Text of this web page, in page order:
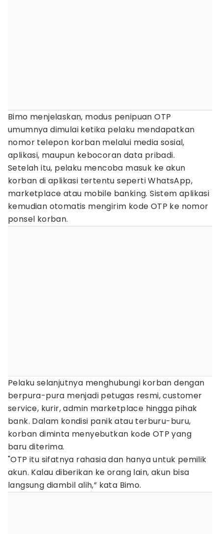
Bimo menjelaskan, modus penipuan OTP
umumnya dimulai ketika pelaku mendapatkan
nomor telepon korban melalui media sosial,
aplikasi, maupun kebocoran data pribadi.
Setelah itu, pelaku mencoba masuk ke akun
korban di aplikasi tertentu seperti WhatsApp,
marketplace atau mobile banking. Sistem aplikasi
kemudian otomatis mengirim kode OTP ke nomor
ponsel korban.
Pelaku selanjutnya menghubungi korban dengan
berpura-pura menjadi petugas resmi, customer
service, kurir, admin marketplace hingga pihak
bank. Dalam kondisi panik atau terburu-buru,
korban diminta menyebutkan kode OTP yang
baru diterima.
"OTP itu sifatnya rahasia dan hanya untuk pemilik
akun. Kalau diberikan ke orang lain, akun bisa
langsung diambil alih,” kata Bimo.